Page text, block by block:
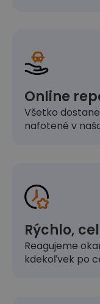
Online
Všetko
nafotené v
Rýchlo,
Reagujeme
kdekoľvek po